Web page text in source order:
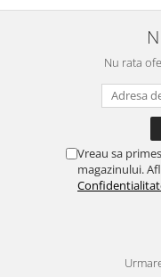
Nu rata
Vreau sa
magazinului.